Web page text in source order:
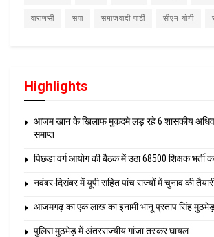
वाराणसी सपा समाजवादी पार्टी सीएम योगी
Highlights
आजम खान के खिलाफ मुकदमे लड़ रहे 6 शासकीय
समाप्त
पिछड़ा वर्ग आयोग की बैठक में उठा 68500 शिक्षक भर्ती का
नवंबर-दिसंबर में यूपी सहित पांच राज्यों में चुनाव की
आजमगढ़ का एक लाख का इनामी भानू प्रताप सिंह
पुलिस मुठभेड़ में अंतरराज्यीय गांजा तस्कर घायल